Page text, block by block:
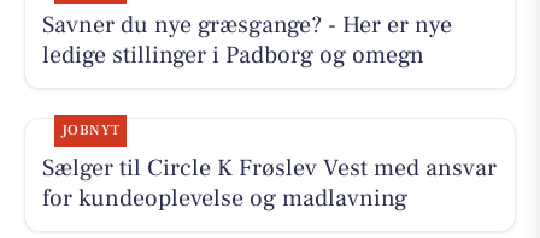
Savner du nye græsgange? - Her er nye
ledige stillinger i Padborg og omegn
JOBNYT
Sælger til Circle K Frøslev Vest med ansvar
for kundeoplevelse og madlavning